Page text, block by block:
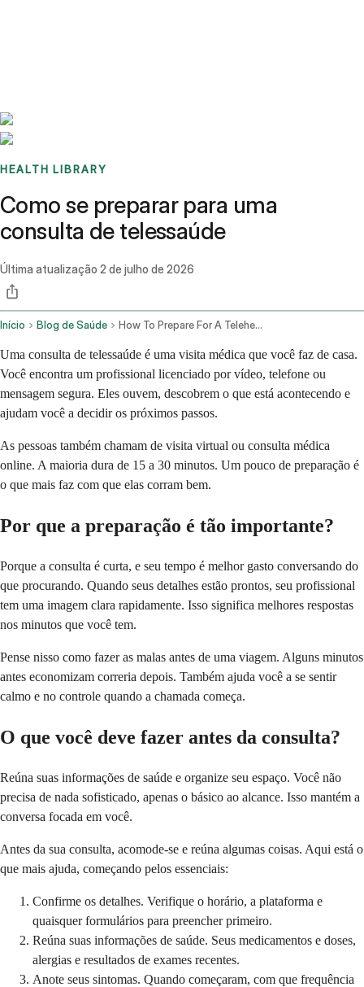
HEALTH LIBRARY
Como se preparar para uma
consulta de telessaúde
Última atualização 2 de julho de 2026
Início Blog de Saúde How To Prepare For A Telehealth Appointment Your Complete Checklist
Uma consulta de telessaúde é uma visita médica que você faz de casa.
Você encontra um profissional licenciado por vídeo, telefone ou
mensagem segura. Eles ouvem, descobrem o que está acontecendo e
ajudam você a decidir os próximos passos.
As pessoas também chamam de visita virtual ou consulta médica
online. A maioria dura de 15 a 30 minutos. Um pouco de preparação é
o que mais faz com que elas corram bem.
Por que a preparação é tão importante?
Porque a consulta é curta, e seu tempo é melhor gasto conversando do
que procurando. Quando seus detalhes estão prontos, seu profissional
tem uma imagem clara rapidamente. Isso significa melhores respostas
nos minutos que você tem.
Pense nisso como fazer as malas antes de uma viagem. Alguns minutos
antes economizam correria depois. Também ajuda você a se sentir
calmo e no controle quando a chamada começa.
O que você deve fazer antes da consulta?
Reúna suas informações de saúde e organize seu espaço. Você não
precisa de nada sofisticado, apenas o básico ao alcance. Isso mantém a
conversa focada em você.
Antes da sua consulta, acomode-se e reúna algumas coisas. Aqui está o
que mais ajuda, começando pelos essenciais:
Confirme os detalhes. Verifique o horário, a plataforma e
quaisquer formulários para preencher primeiro.
Reúna suas informações de saúde. Seus medicamentos e doses,
alergias e resultados de exames recentes.
Anote seus sintomas. Quando começaram, com que frequência